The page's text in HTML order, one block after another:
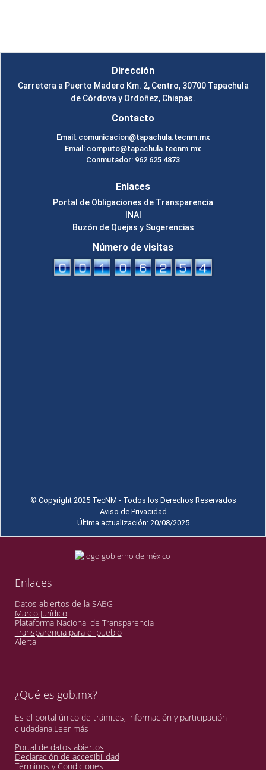
Dirección
Carretera a Puerto Madero Km. 2, Centro, 30700 Tapachula
de Córdova y Ordoñez, Chiapas.
Contacto
Email: comunicacion@tapachula.tecnm.mx
Email: computo@tapachula.tecnm.mx
Conmutador: 962 625 4873
Enlaces
Portal de Obligaciones de Transparencia
INAI
Buzón de Quejas y Sugerencias
Número de visitas
© Copyright 2025 TecNM - Todos los Derechos Reservados
Aviso de Privacidad
Última actualización: 20/08/2025
Enlaces
Datos abiertos de la SABG
Marco Jurídico
Plataforma Nacional de Transparencia
Transparencia para el pueblo
Alerta
¿Qué es gob.mx?
Es el portal único de trámites, información y participación
ciudadana.Leer más
Portal de datos abiertos
Declaración de accesibilidad
Términos y Condiciones